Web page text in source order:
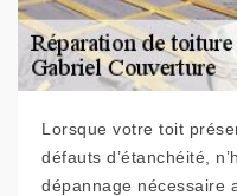
Lorsque votre toit
défauts d’étanchéité,
dépannage nécessaire